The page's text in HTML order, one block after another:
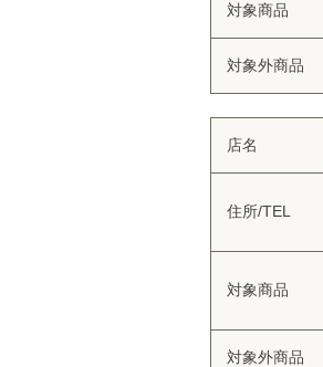
対象商品
対象外商品
店名
住所/TEL
対象商品
対象外商品